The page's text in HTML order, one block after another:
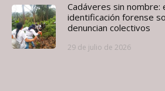
Cadáveres sin nombre:
identificación forense
denuncian colectivos
29 de julio de 2026